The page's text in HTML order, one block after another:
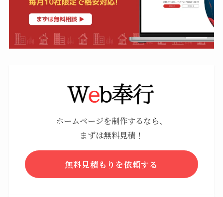
ホームページを制作するなら、
まずは無料見積！
無料見積もりを依頼する